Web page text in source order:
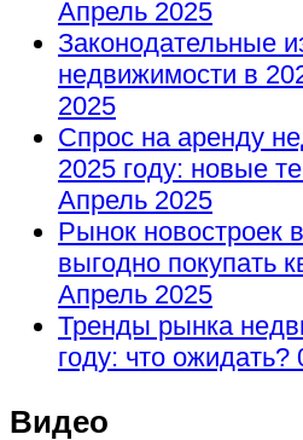
Апрель 2025
Законодательные
недвижимости в
2025
Спрос на аренду
2025 году: новые
Апрель 2025
Рынок новостроек
выгодно покупать
Апрель 2025
Тренды рынка
году: что ожидать?
Видео